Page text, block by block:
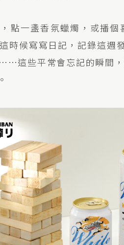
點一盞香氛蠟燭，或播
時候寫寫日記，記錄這
這些平常會忘記的瞬間